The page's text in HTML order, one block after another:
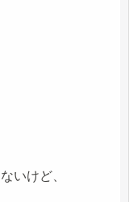
いけど、